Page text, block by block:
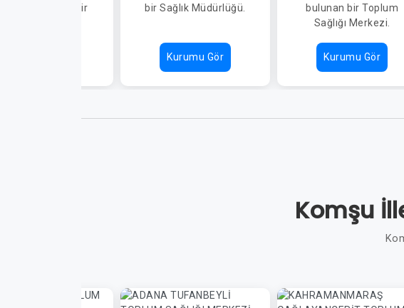
bulunan bir
bir Sağlık Müdürlüğü.
Kurumu Gör
bulunan bir Toplum
Sağlığı Merkezi.
Kurumu Gör
Komşu